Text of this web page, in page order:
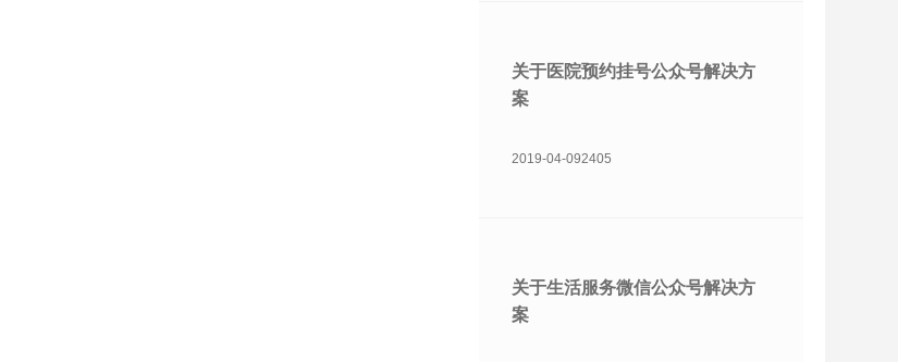
关于医院预约挂号公众号解决方
案
2019-04-092405
关于生活服务微信公众号解决方
案